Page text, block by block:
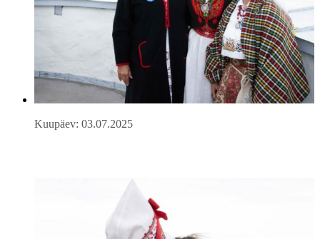
Kuupäev: 03.07.2025